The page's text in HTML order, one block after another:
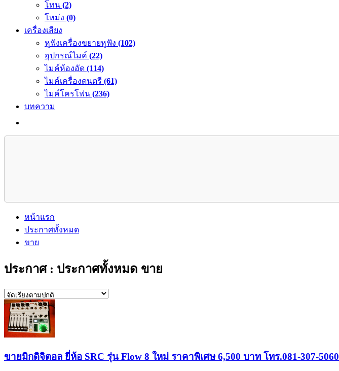
โทน (2)
โหม่ง (0)
เครื่องเสียง
หูฟังเครื่องขยายหูฟัง (102)
อุปกรณ์ไมค์ (22)
ไมค์ห้องอัด (114)
ไมค์เครื่องดนตรี (61)
ไมค์โครโฟน (236)
บทความ
หน้าแรก
ประกาศทั้งหมด
ขาย
ประกาศ : ประกาศทั้งหมด ขาย
ขายมิกดิจิตอล ยี่ห้อ SRC รุ่น Flow 8 ใหม่ ราคาพิเศษ 6,500 บาท โทร.081-307-5060